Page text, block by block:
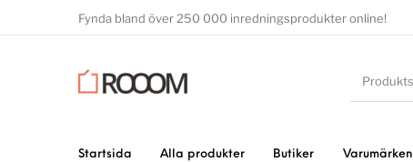
Fynda bland över 250 000 inredningsprodukter online!
Startsida Alla produkter Butiker Varumärken